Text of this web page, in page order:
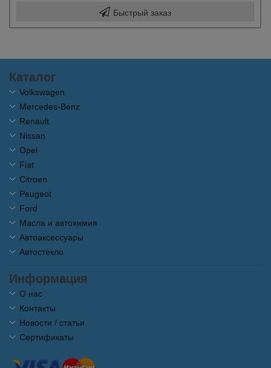
Быстрый заказ
Каталог
Volkswagen
Mercedes-Benz
Renault
Nissan
Opel
Fiat
Citroen
Peugeot
Ford
Масла и автохимия
Автоаксессуары
Автостекло
Информация
О нас
Контакты
Новости / статьи
Сертификаты